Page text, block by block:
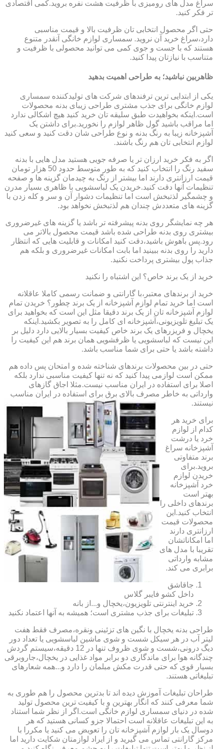
سراغ مدل های رومیزی با ظرفیت هشت نفره بروید.کمی اقتصادی
تر فکر کنید.
حتی اگر محصول انتخابی تان ظرفیت بالا و قیمت مناسبی
دارد،سراغ خرید آن نروید. سمساری لوازم خانگی آنقدر متنوع
هستند که با جست و جوی کمی می توانید محصولی با ظرفیت و
متناسب با نیازتان پیدا کنید.
ظاهربین نباشید؛ به طراحی اهمیت بدهید
یکی از ابتدایی ترین ترفندهای شرکت های تولیدکننده سمساری
لوازم خانگی برای جذب مشتری طراحی زیبای بدنه محصولات
است.اینکه بخواهیدت طبق سلیقه تان خرید کنید هیچ اشکالی ندارد
اما مراقب باشید گول ظاهر لوازم را نخورید.برای داشتن یک
آشپزخانه زیبا به رنگ بدنه و نوع طراحی شان دقت کنید و سعی کنید
لوازم انتخابی تان هم رنگ باشند.
اگر به فکر خرید ارزان تر یا صرفه جویی هستید مدل هایی با بدنه
سفید رنگ را انتخاب کنید که به طور متوسط حدود 50 هزار تومان
قیمت ارزانتری دارند اما بیشتر از رنگ به چیدمان گزینه ها و صفحه
تنظیمات آنها دقت کنید.خریدن یک لباسشویی با ظاهری بسیار مدرن
و چشمگیر لذتبخش است اما تنظیمات دشوار آن و سر و کله زدن با
گزینه های متعددش چندان هم لذتبخش نخواهد بود.
هر چه نمایشگر روی بدنه پیشرفته تر باشد یا گزینه های غیرضروری
بیشتری روی بدنه طراحی شده باشد قیمت محصول بالاتر می
رود.پس باهوش باشید،دقت کنید امکانات و قابلیت هایی که انتظار
دارید را روی بدنه ببینید اما بابت امکانات غیرضروری و بلکه هم
جذاب پول بیشتری پرداخت نکنید.
خرید از یک برند خاص؟ این اشتباه را نکنید
خرید از برندهای معتبر،با گارانتی و ضمانت رسمی کاملا عاقلانه
است اما خرید تمام لوازم آشپزخانه از یک برند چطور؟ خریدن تمام
لوازم آشپزخانه تان از یک برند دقیقا مثل این است که بخواهید برای
یک تبلیغ تلویزیونی،آشپزخانه ای کامل را به تصویر بکشید.اینکه
یخچال و فریزرهای یک برند خاص کیفیت بسیار بالایی دارد دلیل بر
این نیست که لباسشویی یا ظرفشویی همان برند هم این کیفیت را
داشته باشد یا حتی برای شما مناسب باشد.
حتی در بین محصولات برندهای شناخته شده و امتحان پس داده هم
ممکن است لوازمی پیدا کنید که نه تنها کیفیت مناسبی ندارد بلکه
اصلا برای استفاده در ایران مناسب نیست.مثلا اجاق گازهای
وارداتی به خاطر مصرف بالای برق برای استفاده در ایران مناسب
نیستند.
برای خرید هر
کدام از لوازم
خرد یا درشت
آشپزخانه سراغ
برند متفاوتی
بروید.برای
خریدن لوازم
خرد آشپزخانه
بهتر است
برندهای داخلی را
انتخاب کنید.این
محصولات قیمت
ارزانتری دارند
اما امکاناتشان
تقریبا با مدل های
مشابه وارداتی
برابری می کند.
جاقاشق
داخل کشو فایبر گلاس
خرید اینترنتی تلویزیون،یخچال و...از بانه
تبلیغات برای جذب مشتری است؛ همیشه به آنها اعتماد نکنید
طراحی بدنه یخچال با نگین های تزئینی ونقره،مصرف فقط هفت
لیتر آب در هر سیکل شست و شوی ماشین لباسشویی یا تعداد دور
دیگ درونی،شست و شوی ظروف تنها در 12 دقیقه،سیستم گردش
چندگانه هوا برای ماندگاری دو برابر مواد غذایی در یخچال،جاروبرقی
بسیار قوی که حتی قدرت مکش مبلمان را دارد و...همه شعارهای
تبلیغاتی هستند.
طراحان تبلیغات آموزش دیده اند تا بدترین محصول را هم طوری به
شما معرفی کنند که انگار بهترین و با کیفیت ترین محصول تولید
شده در دنیای سمساری لوازم خانگی است.اگر از نظر شما استناد
به این تبلیغات عاقلانه است احتمالا جزو کسانی هستید که هر
دوسال یک بار لوازم آشپزخانه تان را تعویض می کنید یا مکررا با
مرکز گارانتی تماس می گیرید و از ایراد لوازمتان شکایت دارید اما